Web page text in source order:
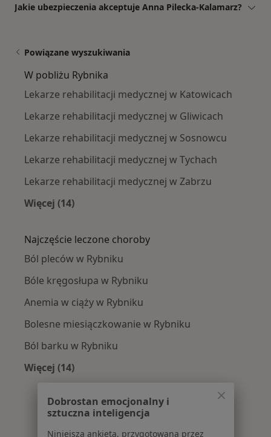
Jakie ubezpieczenia akceptuje Anna Pilecka-Kalamarz?
Powiązane wyszukiwania
W pobliżu Rybnika
Lekarze rehabilitacji medycznej w Katowicach
Lekarze rehabilitacji medycznej w Gliwicach
Lekarze rehabilitacji medycznej w Sosnowcu
Lekarze rehabilitacji medycznej w Tychach
Lekarze rehabilitacji medycznej w Zabrzu
Więcej (14)
Najczęście leczone choroby
Ból pleców w Rybniku
Bóle kręgosłupa w Rybniku
Anemia w ciąży w Rybniku
Bolesne miesiączkowanie w Rybniku
Ból barku w Rybniku
Więcej (14)
Dobrostan emocjonalny i
sztuczna inteligencja
Niniejsza ankieta, przygotowana przez